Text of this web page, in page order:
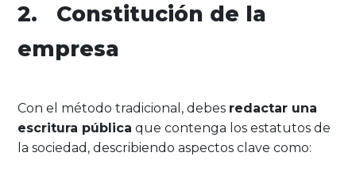
2. Constitución de la
empresa
Con el método tradicional, debes redactar una
escritura pública que contenga los estatutos de
la sociedad, describiendo aspectos clave como: